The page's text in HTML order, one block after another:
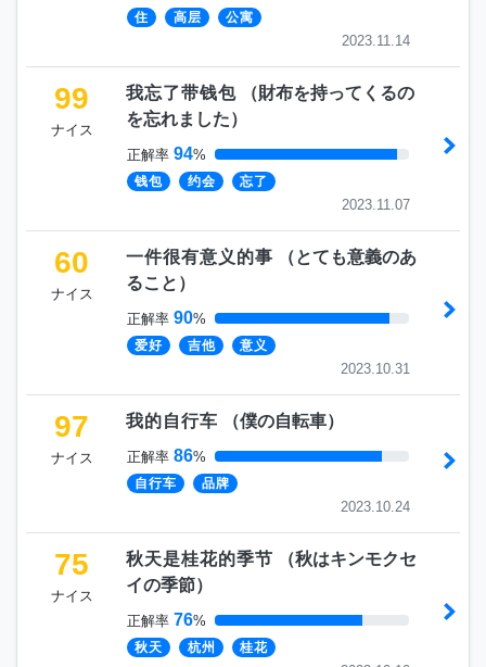
住 高层 公寓
2023.11.14
99
ナイス
我忘了带钱包 （財布を持ってくるの
を忘れました）
正解率 94%
钱包 约会 忘了
2023.11.07
60
ナイス
一件很有意义的事 （とても意義のあ
ること ）
正解率 90%
爱好 吉他 意义
2023.10.31
97
ナイス
我的自行车 （僕の自転車）
正解率 86%
自行车 品牌
2023.10.24
75
ナイス
秋天是桂花的季节 （秋はキンモクセ
イの季節）
正解率 76%
秋天 杭州 桂花